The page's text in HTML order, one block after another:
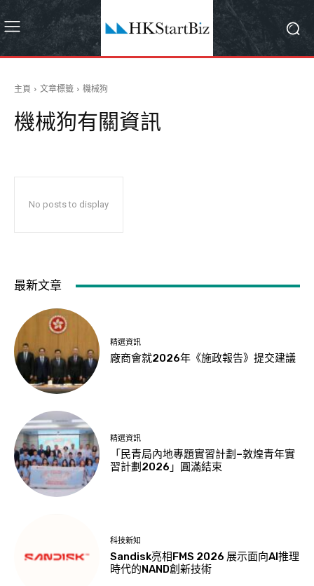
主頁 文章標籤 機械狗
機械狗有關資訊
No posts to display
最新文章
精選資訊
廠商會就2026年《施政報告》提交建議
精選資訊
「民青局內地專題實習計劃–敦煌青年實
習計劃2026」圓滿結束
科技新知
Sandisk亮相FMS 2026 展示面向AI推理
時代的NAND創新技術